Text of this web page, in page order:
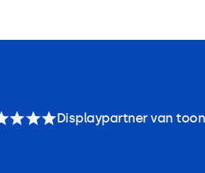
Displaypartner van